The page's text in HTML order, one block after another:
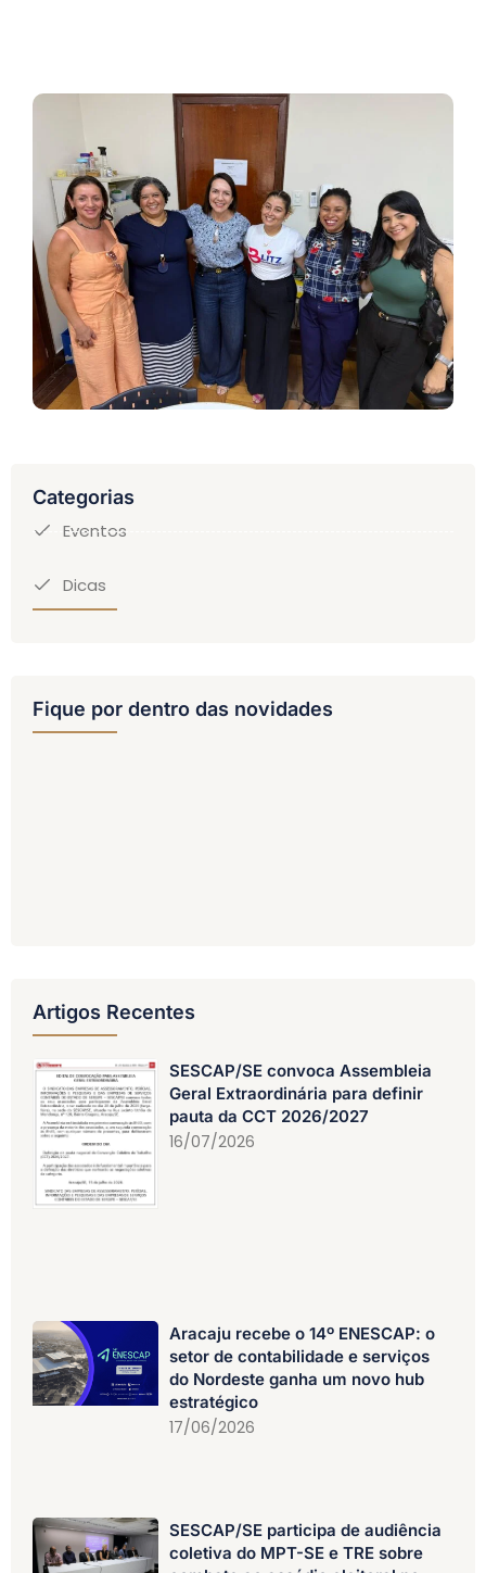
Categorias
Eventos
Dicas
Fique por dentro das novidades
Artigos Recentes
SESCAP/SE convoca Assembleia
Geral Extraordinária para definir
pauta da CCT 2026/2027
16/07/2026
Aracaju recebe o 14º ENESCAP: o
setor de contabilidade e serviços
do Nordeste ganha um novo hub
estratégico
17/06/2026
SESCAP/SE participa de audiência
coletiva do MPT-SE e TRE sobre